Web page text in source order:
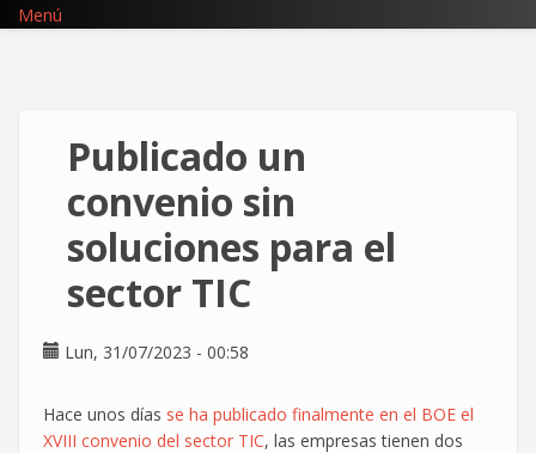
Pasar
Menú
Publicado un
convenio sin
soluciones para el
sector TIC
Lun, 31/07/2023 - 00:58
Hace unos días se ha publicado finalmente en el BOE el
XVIII convenio del sector TIC, las empresas tienen dos